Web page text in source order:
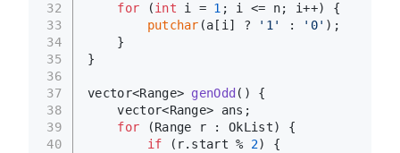
32
33
34
35
36
37
38
39
40
for (int i = 1 ; i <= n; i++) {
putchar (a[i] ? '1' : '0' );
    }
}
vector<Range> genOdd ()
{
    vector<Range> ans;
for (Range r : OkList) {
if (r.start % 2) {